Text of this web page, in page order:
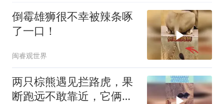
倒霉雄狮很不幸被辣条啄
了一口！
闽睿观世界
两只棕熊遇见拦路虎，果
断跑远不敢靠近，它俩胆